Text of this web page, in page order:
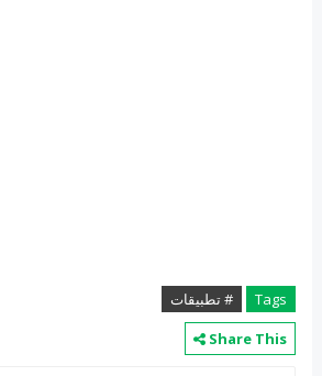
Tags
# تطبيقات
Share This